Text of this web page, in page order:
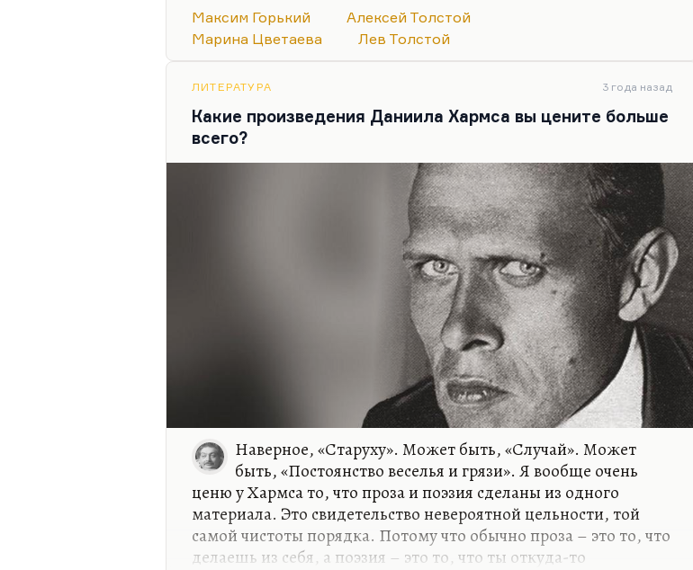
детство «ковш душевной глуби». У других авторов детство –
как у Горького. Как сказал Чуковский: «
чем взгляду…
Максим Горький
Алексей Толстой
Марина Цветаева
Лев Толстой
ЛИТЕРАТУРА 3 года назад
Какие произведения Даниила Хармса вы цените больше
всего?
Наверное, «Старуху». Может быть, «Случай». Может
быть, «Постоянство веселья и грязи». Я вообще очень
ценю у Хармса то, что проза и поэзия сделаны из одного
материала. Это свидетельство невероятной цельности, той
самой чистоты порядка. Потому что обычно проза – это то, что
делаешь из себя, а поэзия – это то, что ты откуда-то